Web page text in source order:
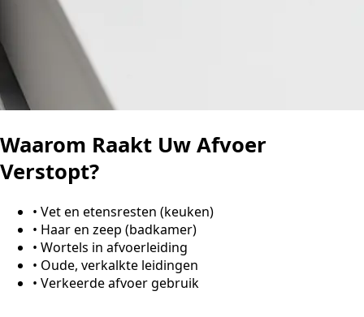
Waarom Raakt Uw Afvoer
Verstopt?
• Vet en etensresten (keuken)
• Haar en zeep (badkamer)
• Wortels in afvoerleiding
• Oude, verkalkte leidingen
• Verkeerde afvoer gebruik